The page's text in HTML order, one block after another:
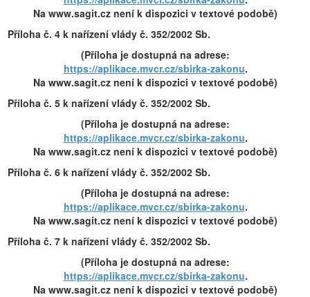
Na www.sagit.cz není k dispozici v textové podobě)
Příloha č. 4 k nařízení vlády č. 352/2002 Sb.
(Příloha je dostupná na adrese:
https://aplikace.mvcr.cz/sbirka-zakonu.
Na www.sagit.cz není k dispozici v textové podobě)
Příloha č. 5 k nařízení vlády č. 352/2002 Sb.
(Příloha je dostupná na adrese:
https://aplikace.mvcr.cz/sbirka-zakonu.
Na www.sagit.cz není k dispozici v textové podobě)
Příloha č. 6 k nařízení vlády č. 352/2002 Sb.
(Příloha je dostupná na adrese:
https://aplikace.mvcr.cz/sbirka-zakonu.
Na www.sagit.cz není k dispozici v textové podobě)
Příloha č. 7 k nařízení vlády č. 352/2002 Sb.
(Příloha je dostupná na adrese:
https://aplikace.mvcr.cz/sbirka-zakonu.
Na www.sagit.cz není k dispozici v textové podobě)